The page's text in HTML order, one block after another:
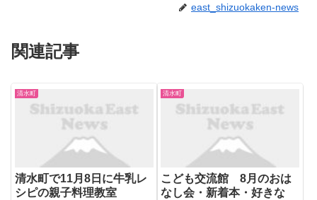
east_shizuokaken-news
関連記事
清水町
清水町で11月8日に牛乳レ
シピの親子料理教室
清水町
こども交流館 8月のおは
なし会・新着本・好きな